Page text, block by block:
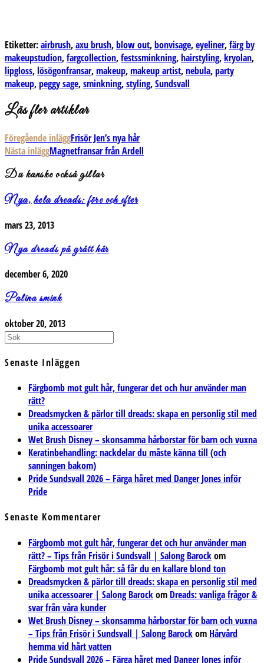
Etiketter:airbrush,axu brush,blow out,bonvisage,eyeliner,färg by
makeupstudion,fargcollection,festssminkning,hairstyling,kryolan,
lipgloss,lösögonfransar,makeup,makeup artist,nebula,party
makeup,peggy sage,sminkning,styling,Sundsvall
Läs fler artiklar
Föregående inläggFrisör Jen’s nya hår
Nästa inläggMagnetfransar från Ardell
Du kanske också gillar
Nya, hela dreads: före och efter
mars 23, 2013
Nya dreads på grått hår
december 6, 2020
Palina smink
oktober 20, 2013
Senaste Inläggen
Färgbomb mot gult hår, fungerar det och hur använder man
rätt?
Dreadsmycken & pärlor till dreads: skapa en personlig stil med
unika accessoarer
Wet Brush Disney – skonsamma hårborstar för barn och vuxna
Keratinbehandling: nackdelar du måste känna till (och
sanningen bakom)
Pride Sundsvall 2026 – Färga håret med Danger Jones inför
Pride
Senaste Kommentarer
Färgbomb mot gult hår, fungerar det och hur använder man
rätt? – Tips från Frisör i Sundsvall | Salong Barockom
Färgbomb mot gult hår: så får du en kallare blond ton
Dreadsmycken & pärlor till dreads: skapa en personlig stil med
unika accessoarer | Salong Barockom Dreads: vanliga frågor &
svar från våra kunder
Wet Brush Disney – skonsamma hårborstar för barn och vuxna
– Tips från Frisör i Sundsvall | Salong Barockom Hårvård
hemma vid hårt vatten
Pride Sundsvall 2026 – Färga håret med Danger Jones inför